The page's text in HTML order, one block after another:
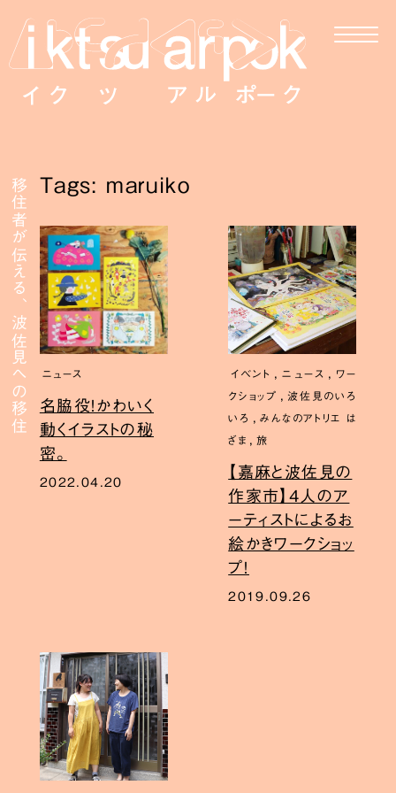
移住者が伝える、波佐見への移住 Tags: maruiko
ニュース
名脇役！かわいく
動くイラストの秘
密。
2022.04.20
イベント , ニュース , ワー
クショップ , 波佐見のいろ
いろ , みんなのアトリエ は
ざま , 旅
【嘉麻と波佐見の
作家市】4人のア
ーティストによるお
絵かきワークショッ
プ！
2019.09.26